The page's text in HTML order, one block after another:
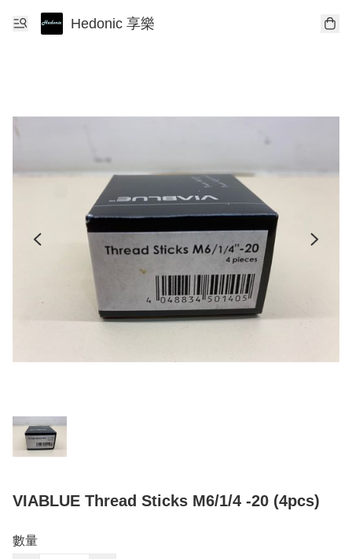
Hedonic 享樂
VIABLUE Thread Sticks M6/1/4 -20 (4pcs)
數量